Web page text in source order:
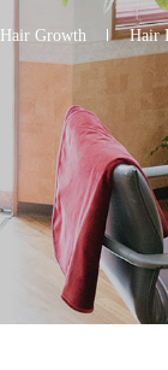
Hair Growth Hair